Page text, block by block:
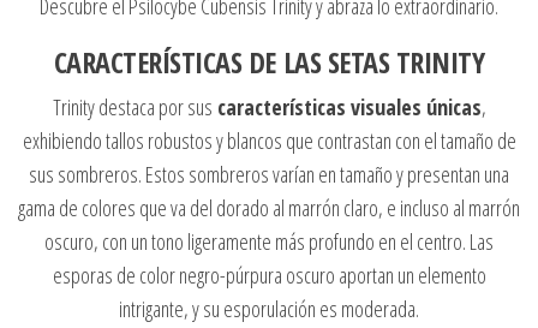
Descubre el Psilocybe Cubensis Trinity y abraza lo extraordinario.
CARACTERÍSTICAS DE LAS SETAS TRINITY
Trinity destaca por sus características visuales únicas,
exhibiendo tallos robustos y blancos que contrastan con el tamaño de
sus sombreros. Estos sombreros varían en tamaño y presentan una
gama de colores que va del dorado al marrón claro, e incluso al marrón
oscuro, con un tono ligeramente más profundo en el centro. Las
esporas de color negro-púrpura oscuro aportan un elemento
intrigante, y su esporulación es moderada.